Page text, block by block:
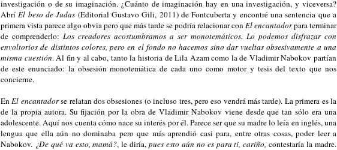
investigación o de su imaginación. ¿Cuánto de imaginación hay en una investigación, y viceversa?
AbríEl beso de Judas (Editorial Gustavo Gili, 2011) de Fontcuberta y encontré una sentencia que a
primera vista parece algo obvia pero que más tarde se podría relacionar conEl encantadorpara terminar
de comprenderlo: Los creadores acostumbramos a ser monotemáticos. Lo podemos disfrazar con
envoltorios de distintos colores, pero en el fondo no hacemos sino dar vueltas obsesivamente a una
misma cuestión. Al fin y al cabo, tanto la historia de Lila Azam como la de Vladimir Nabokov partían
de este enunciado: la obsesión monotemática de cada uno como motor y tesis del texto que nos
concierne.
EnEl encantadorse relatan dos obsesiones (o incluso tres, pero eso vendrá más tarde). La primera es la
de la propia autora. Su fijación por la obra de Vladimir Nabokov viene desde que tan sólo era una
adolescente. Aquí nos cuenta cómo nace su interés por él. Parece ser que su madre lo leía en inglés, una
lengua que ella aún no dominaba pero que más aprendió casi para, entre otras cosas, poder leer a
Nabokov. ¿De qué va esto, mamá?, le diría,pues esto aún no es para ti, cariño, contestaría la madre.